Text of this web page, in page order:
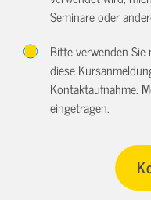
Seminare oder
Bitte verwenden
diese
Kontaktaufnahme.
eingetragen.